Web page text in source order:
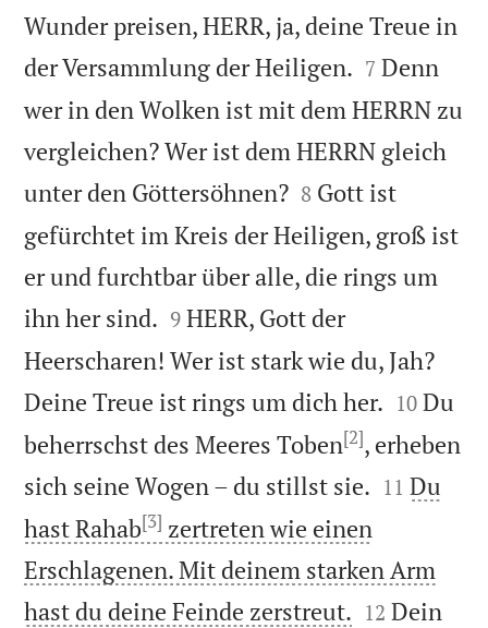
Wunder preisen, HERR, ja, deine Treue in
der Versammlung der Heiligen. 

7 Denn
wer in den Wolken ist mit dem HERRN zu
vergleichen? Wer ist dem HERRN gleich
unter den Göttersöhnen?
8 Gott ist
gefürchtet im Kreis der Heiligen, groß ist
er und furchtbar über alle, die rings um
ihn her sind. 

9 HERR, Gott der
Heerscharen! Wer ist stark wie du, Jah?
Deine Treue ist rings um dich her. 

10 Du
beherrschst des Meeres Toben[2], erheben
sich seine Wogen – du stillst sie. 

11 Du
hast Rahab[3] zertreten wie einen
Erschlagenen. Mit deinem starken Arm
hast du deine Feinde zerstreut. 

12 Dein